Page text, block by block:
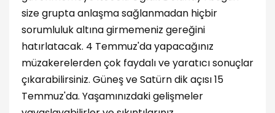
size grupta anlaşma sağlanmadan hiçbir
sorumluluk altına girmemeniz gereğini
hatırlatacak. 4 Temmuz'da yapacağınız
müzakerelerden çok faydalı ve yaratıcı sonuçlar
çıkarabilirsiniz. Güneş ve Satürn dik açısı 15
Temmuz'da. Yaşamınızdaki gelişmeler